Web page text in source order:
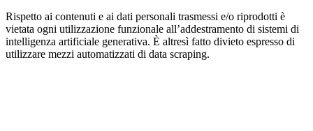
Rispetto ai contenuti e ai dati personali trasmessi e/o riprodotti è
vietata ogni utilizzazione funzionale all’addestramento di sistemi di
intelligenza artificiale generativa. È altresì fatto divieto espresso di
utilizzare mezzi automatizzati di data scraping.